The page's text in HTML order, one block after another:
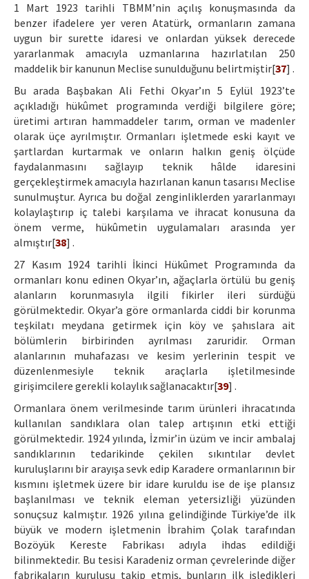
1 Mart 1923 tarihli TBMM’nin açılış konuşmasında da
benzer ifadelere yer veren Atatürk, ormanların zamana
uygun bir surette idaresi ve onlardan yüksek derecede
yararlanmak amacıyla uzmanlarına hazırlatılan 250
maddelik bir kanunun Meclise sunulduğunu belirtmiştir[37] .
Bu arada Başbakan Ali Fethi Okyar’ın 5 Eylül 1923’te
açıkladığı hükûmet programında verdiği bilgilere göre;
üretimi artıran hammaddeler tarım, orman ve madenler
olarak üçe ayrılmıştır. Ormanları işletmede eski kayıt ve
şartlardan kurtarmak ve onların halkın geniş ölçüde
faydalanmasını sağlayıp teknik hâlde idaresini
gerçekleştirmek amacıyla hazırlanan kanun tasarısı Meclise
sunulmuştur. Ayrıca bu doğal zenginliklerden yararlanmayı
kolaylaştırıp iç talebi karşılama ve ihracat konusuna da
önem verme, hükûmetin uygulamaları arasında yer
almıştır[38] .
27 Kasım 1924 tarihli İkinci Hükûmet Programında da
ormanları konu edinen Okyar’ın, ağaçlarla örtülü bu geniş
alanların korunmasıyla ilgili fikirler ileri sürdüğü
görülmektedir. Okyar’a göre ormanlarda ciddi bir korunma
teşkilatı meydana getirmek için köy ve şahıslara ait
bölümlerin birbirinden ayrılması zaruridir. Orman
alanlarının muhafazası ve kesim yerlerinin tespit ve
düzenlenmesiyle teknik araçlarla işletilmesinde
girişimcilere gerekli kolaylık sağlanacaktır[39] .
Ormanlara önem verilmesinde tarım ürünleri ihracatında
kullanılan sandıklara olan talep artışının etki ettiği
görülmektedir. 1924 yılında, İzmir’in üzüm ve incir ambalaj
sandıklarının tedarikinde çekilen sıkıntılar devlet
kuruluşlarını bir arayışa sevk edip Karadere ormanlarının bir
kısmını işletmek üzere bir idare kuruldu ise de işe plansız
başlanılması ve teknik eleman yetersizliği yüzünden
sonuçsuz kalmıştır. 1926 yılına gelindiğinde Türkiye’de ilk
büyük ve modern işletmenin İbrahim Çolak tarafından
Bozöyük Kereste Fabrikası adıyla ihdas edildiği
bilinmektedir. Bu tesisi Karadeniz orman çevrelerinde diğer
fabrikaların kuruluşu takip etmiş, bunların ilk işledikleri